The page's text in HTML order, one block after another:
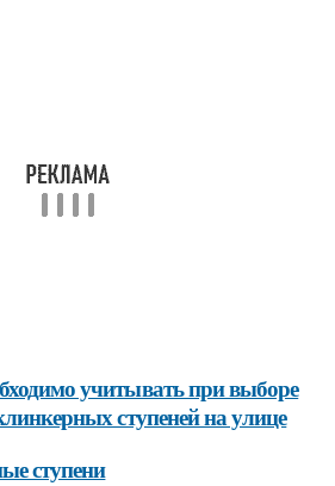
учитывать при выборе
ступеней на улице
ступени